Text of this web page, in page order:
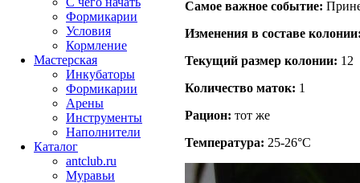
Самое важное событие:
Изменения в составе
Текущий размер кoлонии: 12
Количество маток: 1
Рацион: тот же
Температура: 25-26°C
Формикарии
Условия
Кормление
Мастерская
Инкубаторы
Формикарии
Арены
Инструменты
Наполнители
Каталог
antclub.ru
Муравьи